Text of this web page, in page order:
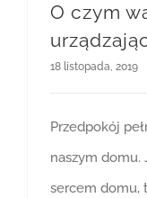
O czym
18 listopada, 2019
Przedpokój
naszym domu.
sercem domu,